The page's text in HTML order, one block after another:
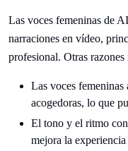
Las voces femeninas de
narraciones en vídeo,
profesional. Otras
Las voces femeninas
acogedoras, lo que
El tono y el ritmo
mejora la experiencia